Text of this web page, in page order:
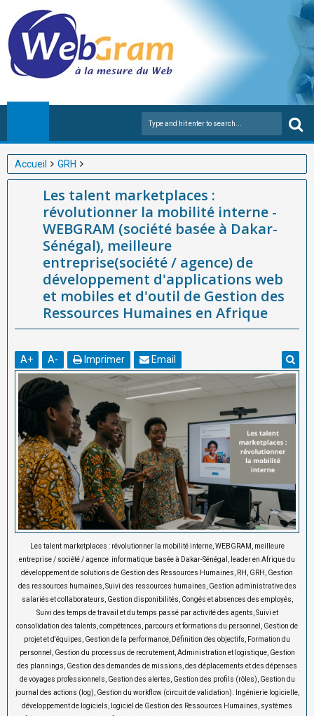
Accueil
GRH
Les talent marketplaces : révolutionner la mobilité interne -
WEBGRAM (société basée à Dakar-Sénégal), meilleure
entreprise(société / agence) de développement d'applications
web et mobiles et d'outil de Gestion des Ressources
Humaines en Afrique
Les talent marketplaces :
révolutionner la mobilité interne -
WEBGRAM (société basée à Dakar-
Sénégal), meilleure
entreprise(société / agence) de
développement d'applications web
et mobiles et d'outil de Gestion des
Ressources Humaines en Afrique
A+ A- Imprimer Email
Les talent marketplaces : révolutionner la mobilité interne, WEBGRAM, meilleure
entreprise / société / agence informatique basée à Dakar-Sénégal, leader en Afrique du
développement de solutions de Gestion des Ressources Humaines, RH, GRH, Gestion
des ressources humaines, Suivi des ressources humaines, Gestion administrative des
salariés et collaborateurs, Gestion disponibilités, Congés et absences des employés,
Suivi des temps de travail et du temps passé par activité des agents, Suivi et
consolidation des talents, compétences, parcours et formations du personnel, Gestion de
projet et d'équipes, Gestion de la performance, Définition des objectifs, Formation du
personnel, Gestion du processus de recrutement, Administration et logistique, Gestion
des plannings, Gestion des demandes de missions, des déplacements et des dépenses
de voyages professionnels, Gestion des alertes, Gestion des profils (rôles), Gestion du
journal des actions (log), Gestion du workflow (circuit de validation). Ingénierie logicielle,
développement de logiciels, logiciel de Gestion des Ressources Humaines, systèmes